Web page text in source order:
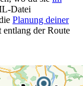
Datei
Planung deiner
der Route